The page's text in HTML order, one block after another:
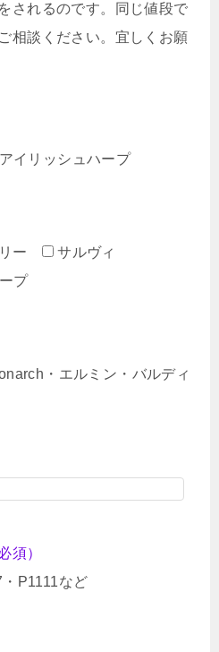
されるのです。同じ値段で
相談ください。宜しくお願
アイリッシュハープ
ー
サルヴィ
プ
・エルミン・バルディ
須）
P1111など